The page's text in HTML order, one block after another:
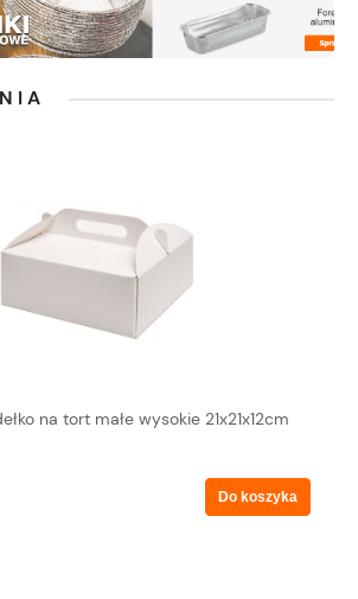
na tort małe wysokie 21x21x12cm
Do koszyka